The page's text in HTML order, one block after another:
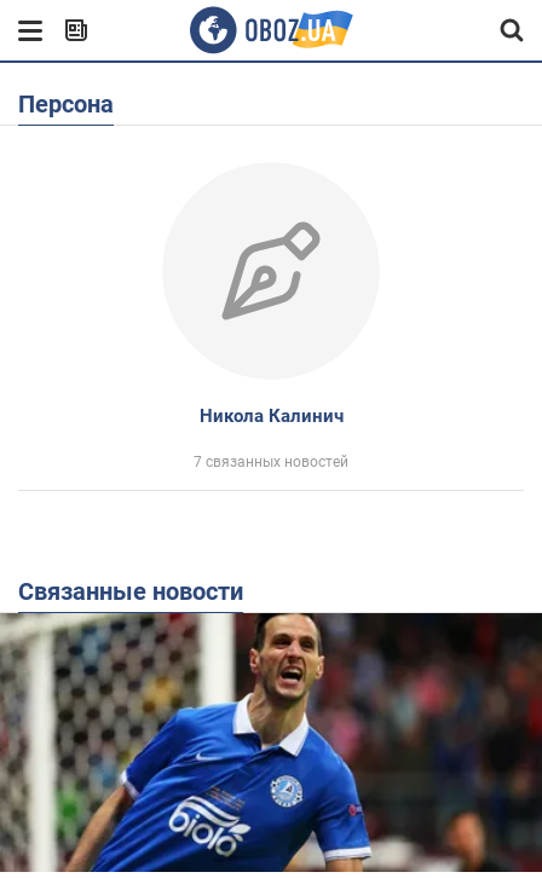
Персона
Никола Калинич
7 связанных новостей
Связанные новости